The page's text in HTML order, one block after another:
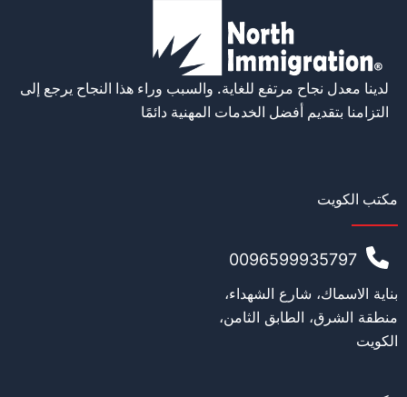
الإيميل*
لدينا معدل نجاح مرتفع للغاية. والسبب وراء هذا النجاح يرجع إلى
التزامنا بتقديم أفضل الخدمات المهنية دائمًا
مكتب الكويت
0096599935797
بناية الاسماك، شارع الشهداء،
منطقة الشرق، الطابق الثامن،
الكويت